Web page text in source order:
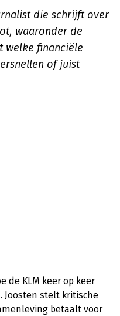
die schrijft over
waaronder de
welke financiële
of juist
de KLM keer op keer
Joosten stelt kritische
betaalt voor